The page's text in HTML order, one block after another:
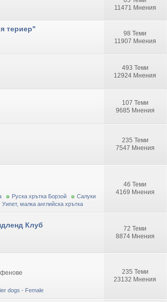
11471 Мнения
териер"
98 Теми
11907 Мнения
493 Теми
12924 Мнения
107 Теми
9685 Мнения
235 Теми
7547 Мнения
Руска хрътка Борзой
Салуки
Уипет, малка английска хрътка
46 Теми
4169 Мнения
Клуб
72 Теми
8874 Мнения
dogs - Female
235 Теми
23132 Мнения